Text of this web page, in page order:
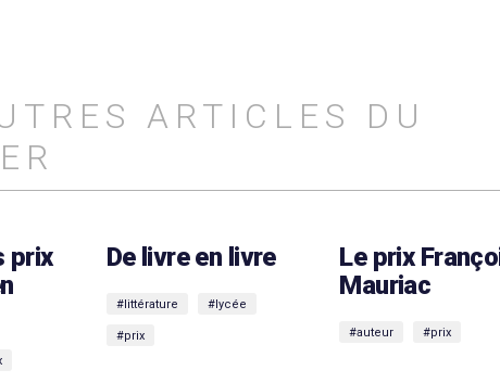
ARTICLES DU
prix
De livre en livre
#littérature #lycée
#prix
Le prix
Mauriac
#auteur #prix